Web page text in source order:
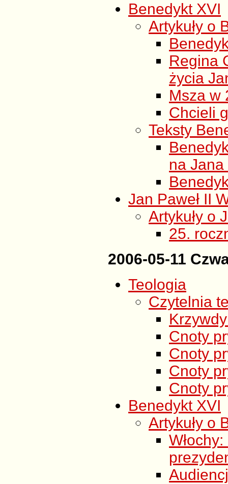
Benedykt XVI
Artykuły o
Regina
życia
Msza w
Chcieli
Teksty
na Jana
Jan Paweł II
Artykuły o
25.
2006-05-11
Teologia
Czytelnia
Cnoty
Cnoty
Cnoty
Cnoty
Benedykt XVI
Artykuły o